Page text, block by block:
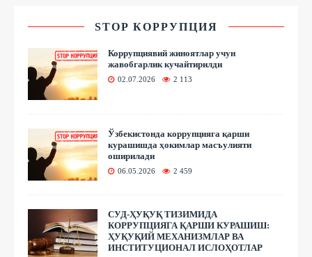
STOP КОРРУПЦИЯ
Коррупциявий жиноятлар учун
жавобгарлик кучайтирилди
02.07.2026 2 113
Ўзбекистонда коррупцияга қарши
курашишда ҳокимлар масъулияти
оширилади
06.05.2026 2 459
СУД-ҲУҚУҚ ТИЗИМИДА
КОРРУПЦИЯГА ҚАРШИ КУРАШИШ:
ҲУҚУҚИЙ МЕХАНИЗМЛАР ВА
ИНСТИТУЦИОНАЛ ИСЛОҲОТЛАР